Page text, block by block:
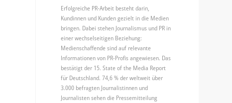
Erfolgreiche PR-Arbeit besteht darin,
Kundinnen und Kunden gezielt in die Medien
bringen. Dabei stehen Journalismus und PR in
einer wechselseitigen Beziehung:
Medienschaffende sind auf relevante
Informationen von PR-Profis angewiesen. Das
bestätigt der 15. State of the Media Report
für Deutschland. 74,6 % der weltweit über
3.000 befragten Journalistinnen und
Journalisten sehen die Pressemitteilung